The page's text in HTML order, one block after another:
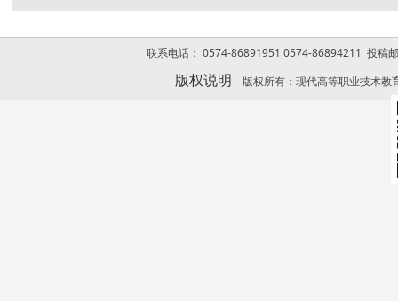
联系电话： 0574-86891951 0574-86894211 投稿
版权说明 版权所有：现代高等职业技术